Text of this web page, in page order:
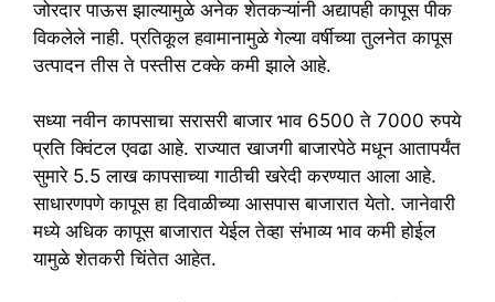
जोरदार पाऊस झाल्यामुळे अनेक शेतकऱ्यांनी अद्यापही कापूस पीक
विकलेले नाही. प्रतिकूल हवामानामुळे गेल्या वर्षीच्या तुलनेत कापूस
उत्पादन तीस ते पस्तीस टक्के कमी झाले आहे.
सध्या नवीन कापसाचा सरासरी बाजार भाव 6500 ते 7000 रुपये
प्रति क्विंटल एवढा आहे. राज्यात खाजगी बाजारपेठे मधून आतापर्यंत
सुमारे 5.5 लाख कापसाच्या गाठीची खरेदी करण्यात आला आहे.
साधारणपणे कापूस हा दिवाळीच्या आसपास बाजारात येतो. जानेवारी
मध्ये अधिक कापूस बाजारात येईल तेव्हा संभाव्य भाव कमी होईल
यामुळे शेतकरी चिंतेत आहेत.